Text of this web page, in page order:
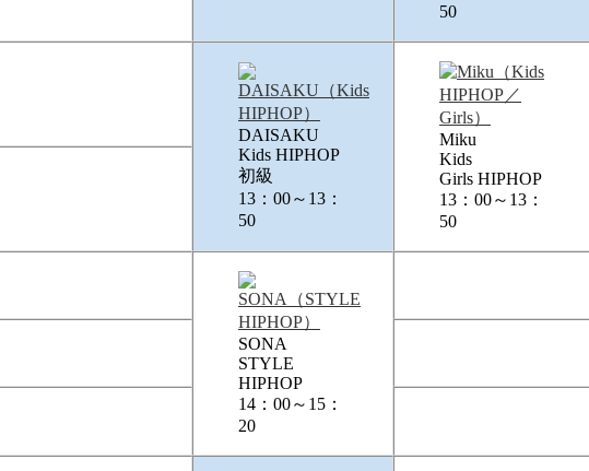
50
DAISAKU
Kids HIPHOP
初級
13：00～13：
50
Miku
Kids
Girls HIPHOP
13：00～13：
50
SONA
STYLE
HIPHOP
14：00～15：
20